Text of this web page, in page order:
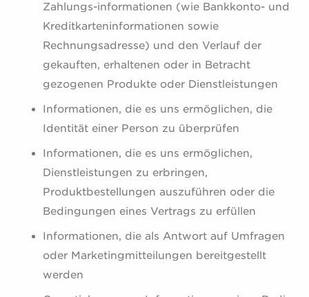
Zahlungs-informationen (wie Bankkonto- und
Kreditkarteninformationen sowie
Rechnungsadresse) und den Verlauf der
gekauften, erhaltenen oder in Betracht
gezogenen Produkte oder Dienstleistungen
Informationen, die es uns ermöglichen, die
Identität einer Person zu überprüfen
Informationen, die es uns ermöglichen,
Dienstleistungen zu erbringen,
Produktbestellungen auszuführen oder die
Bedingungen eines Vertrags zu erfüllen
Informationen, die als Antwort auf Umfragen
oder Marketingmitteilungen bereitgestellt
werden